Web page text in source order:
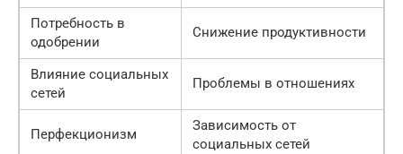
Потребность в
одобрении
Снижение продуктивности
Влияние социальных
сетей
Проблемы в отношениях
Перфекционизм
Зависимость от
социальных сетей